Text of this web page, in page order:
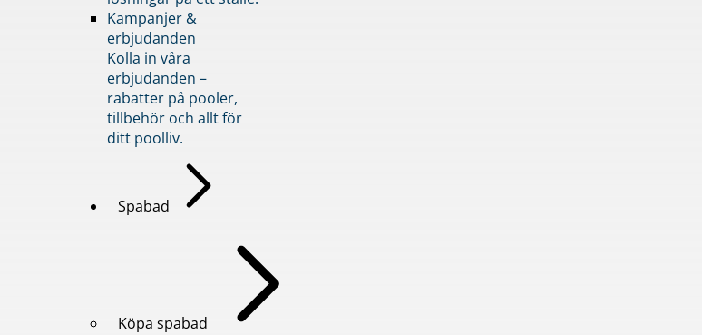
Kampanjer &
erbjudanden
Kolla in våra
erbjudanden –
rabatter på pooler,
tillbehör och allt för
ditt poolliv.
Spabad
Köpa spabad